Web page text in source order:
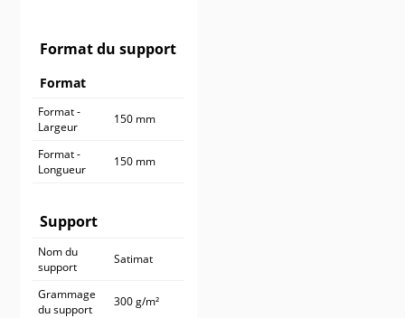
Format du support
Format
Format -
Largeur
150 mm
Format -
Longueur
150 mm
Support
Nom du
support
Satimat
Grammage
du support
300 g/m²